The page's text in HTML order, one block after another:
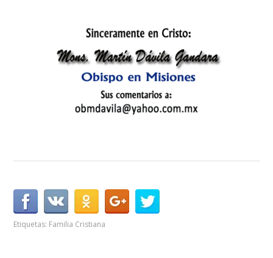
Etiquetas: Familia Cristiana